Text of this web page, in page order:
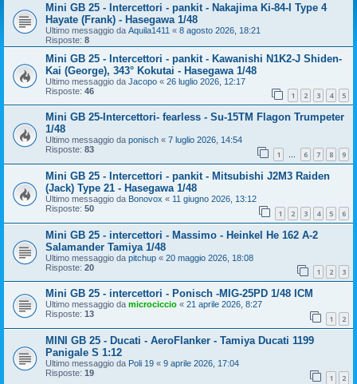
Mini GB 25 - Intercettori - pankit - Nakajima Ki-84-I Type 4
Hayate (Frank) - Hasegawa 1/48
Ultimo messaggio da Aquila1411 « 8 agosto 2026, 18:21
Risposte: 8
Mini GB 25 - Intercettori - pankit - Kawanishi N1K2-J Shiden-
Kai (George), 343° Kokutai - Hasegawa 1/48
Ultimo messaggio da Jacopo « 26 luglio 2026, 12:17
Risposte: 46 1 2 3 4 5
Mini GB 25-Intercettori- fearless - Su-15TM Flagon Trumpeter
1/48
Ultimo messaggio da ponisch « 7 luglio 2026, 14:54
Risposte: 83 1 … 6 7 8 9
Mini GB 25 - Intercettori - pankit - Mitsubishi J2M3 Raiden
(Jack) Type 21 - Hasegawa 1/48
Ultimo messaggio da Bonovox « 11 giugno 2026, 13:12
Risposte: 50 1 2 3 4 5 6
Mini GB 25 - intercettori - Massimo - Heinkel He 162 A-2
Salamander Tamiya 1/48
Ultimo messaggio da pitchup « 20 maggio 2026, 18:08
Risposte: 20 1 2 3
Mini GB 25 - intercettori - Ponisch -MIG-25PD 1/48 ICM
Ultimo messaggio da microciccio « 21 aprile 2026, 8:27
Risposte: 13 1 2
MINI GB 25 - Ducati - AeroFlanker - Tamiya Ducati 1199
Panigale S 1:12
Ultimo messaggio da Poli 19 « 9 aprile 2026, 17:04
Risposte: 19 1 2